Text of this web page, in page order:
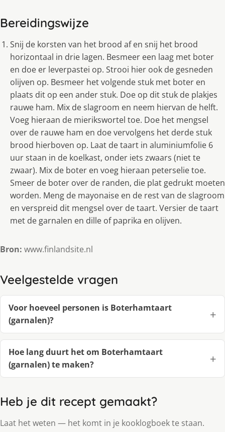
Bereidingswijze
Snij de korsten van het brood af en snij het brood
horizontaal in drie lagen. Besmeer een laag met boter
en doe er leverpastei op. Strooi hier ook de gesneden
olijven op. Besmeer het volgende stuk met boter en
plaats dit op een ander stuk. Doe op dit stuk de plakjes
rauwe ham. Mix de slagroom en neem hiervan de helft.
Voeg hieraan de mierikswortel toe. Doe het mengsel
over de rauwe ham en doe vervolgens het derde stuk
brood hierboven op. Laat de taart in aluminiumfolie 6
uur staan in de koelkast, onder iets zwaars (niet te
zwaar). Mix de boter en voeg hieraan peterselie toe.
Smeer de boter over de randen, die plat gedrukt moeten
worden. Meng de mayonaise en de rest van de slagroom
en verspreid dit mengsel over de taart. Versier de taart
met de garnalen en dille of paprika en olijven.
Bron: www.finlandsite.nl
Veelgestelde vragen
Voor hoeveel personen is Boterhamtaart
(garnalen)?
Hoe lang duurt het om Boterhamtaart
(garnalen) te maken?
Heb je dit recept gemaakt?
Laat het weten — het komt in je kooklogboek te staan.